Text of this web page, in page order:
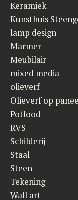
Keramiek
Kunsthuis
lamp design
Marmer
Meubilair
mixed media
olieverf
Olieverf op
Potlood
RVS
Schilderij
Staal
Steen
Tekening
Wall art